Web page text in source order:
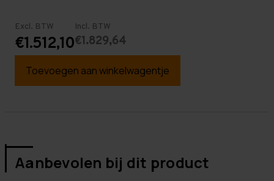
Excl. BTW
€1.512,10
Incl. BTW
€1.829,64
Toevoegen aan winkelwagentje
Aanbevolen bij dit product